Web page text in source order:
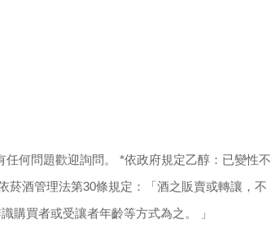
何問題歡迎詢問。 *依政府規定乙醇：已變性不
菸酒管理法第30條規定：「酒之販賣或轉讓，不
購買者或受讓者年齡等方式為之。 」